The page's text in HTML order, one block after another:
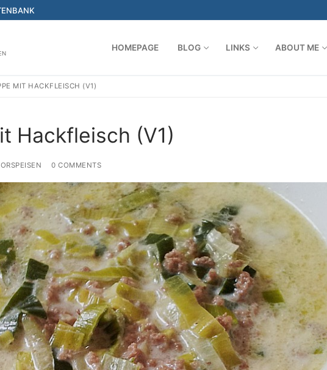
HOMEPAGE BLOG LINKS ABOUT ME
MIT HACKFLEISCH (V1)
Hackfleisch (V1)
0 COMMENTS